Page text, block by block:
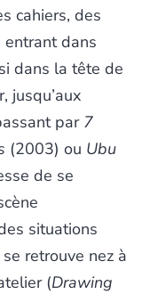
cahiers, des
entrant dans
dans la tête de
jusqu’aux
par 7
(2003) ou Ubu
de se
situations
retrouve nez à
(Drawing